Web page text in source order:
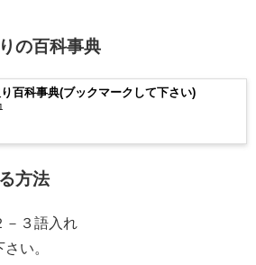
の百科事典
百科事典(ブックマークして下さい)
方法
３語入れ
い。